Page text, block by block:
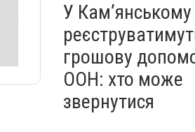
У Кам’янському
грошову
ООН: хто може
звернутися